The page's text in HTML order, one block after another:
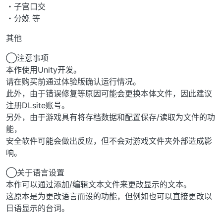
・子宫口交
・分娩 等
其他
◯注意事项
本作使用Unity开发。
请在购买前通过体验版确认运行情况。
此外，由于错误修复等原因可能会更换本体文件，因此建议
注册DLsite账号。
另外，由于游戏具有将存档数据和配置保存/读取为文件的功
能，
安全软件可能会做出反应，但不会对游戏文件夹外部造成影
响。
◯关于语言设置
本作可以通过添加/编辑文本文件来更改显示的文本。
这原本是为更改语言而设的功能，但例如也可以直接更改以
日语显示的台词。